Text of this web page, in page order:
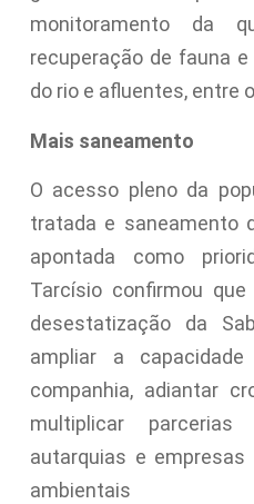
monitoramento da
recuperação de fauna
do rio e afluentes, entre
Mais saneamento
O acesso pleno da
tratada e saneamento
apontada como
Tarcísio confirmou
desestatização da
ampliar a
companhia, adiantar
multiplicar
autarquias e
ambientais